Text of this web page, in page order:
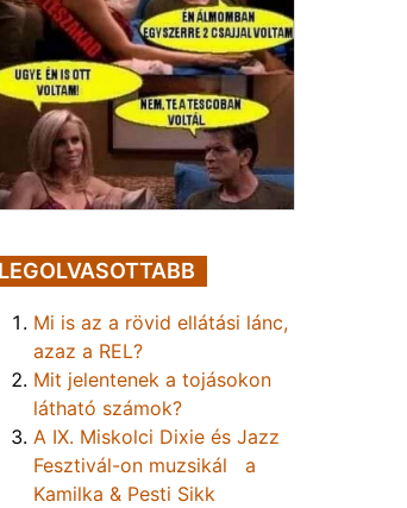
LEGOLVASOTTABB
Mi is az a rövid ellátási lánc,
azaz a REL?
Mit jelentenek a tojásokon
látható számok?
A IX. Miskolci Dixie és Jazz
Fesztivál-on muzsikál a
Kamilka & Pesti Sikk